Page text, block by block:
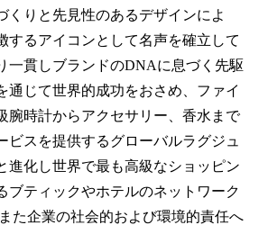
くりと先見性のあるデザインによ
するアイコンとして名声を確立して
一貫しブランドのDNAに息づく先駆
通じて世界的成功をおさめ、ファイ
腕時計からアクセサリー、香水まで
ビスを提供するグローバルラグジュ
進化し世界で最も高級なショッピン
ブティックやホテルのネットワーク
た企業の社会的および環境的責任へ